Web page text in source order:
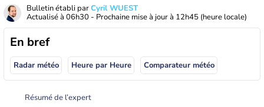
Bulletin établi parCyril WUEST
Actualisé à 06h30 - Prochaine mise à jour à 12h45 (heure locale)
En bref
Radar météo Heure par Heure Comparateur météo
Résumé de l’expert